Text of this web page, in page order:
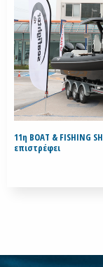
11η BOAT & FISHING
επιστρέφει